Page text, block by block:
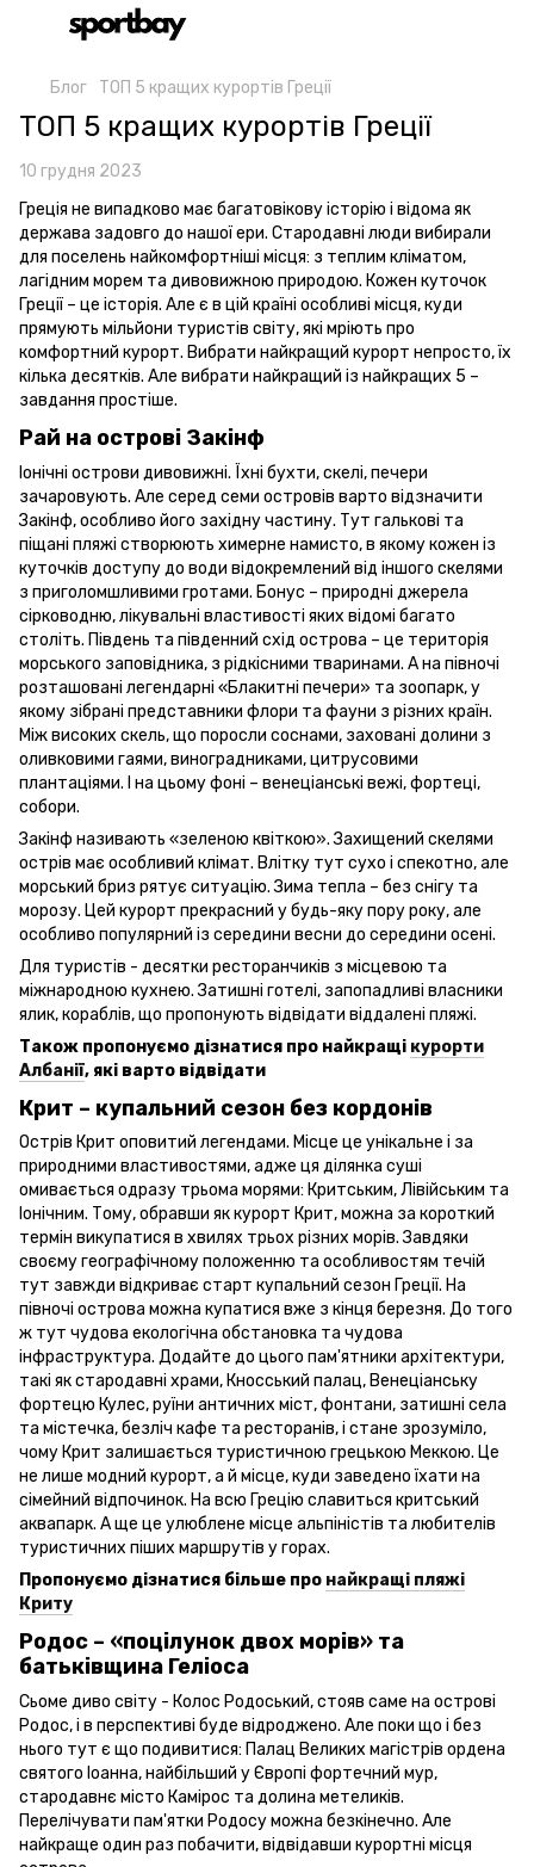
Блог ТОП 5 кращих курортів Греції
ТОП 5 кращих курортів Греції
10 грудня 2023
Греція не випадково має багатовікову історію і відома як
держава задовго до нашої ери. Стародавні люди вибирали
для поселень найкомфортніші місця: з теплим кліматом,
лагідним морем та дивовижною природою. Кожен куточок
Греції – це історія. Але є в цій країні особливі місця, куди
прямують мільйони туристів світу, які мріють про
комфортний курорт. Вибрати найкращий курорт непросто, їх
кілька десятків. Але вибрати найкращий із найкращих 5 –
завдання простіше.
Рай на острові Закінф
Іонічні острови дивовижні. Їхні бухти, скелі, печери
зачаровують. Але серед семи островів варто відзначити
Закінф, особливо його західну частину. Тут галькові та
піщані пляжі створюють химерне намисто, в якому кожен із
куточків доступу до води відокремлений від іншого скелями
з приголомшливими гротами. Бонус – природні джерела
сірководню, лікувальні властивості яких відомі багато
століть. Південь та південний схід острова – це територія
морського заповідника, з рідкісними тваринами. А на півночі
розташовані легендарні «Блакитні печери» та зоопарк, у
якому зібрані представники флори та фауни з різних країн.
Між високих скель, що поросли соснами, заховані долини з
оливковими гаями, виноградниками, цитрусовими
плантаціями. І на цьому фоні – венеціанські вежі, фортеці,
собори.
Закінф називають «зеленою квіткою». Захищений скелями
острів має особливий клімат. Влітку тут сухо і спекотно, але
морський бриз рятує ситуацію. Зима тепла – без снігу та
морозу. Цей курорт прекрасний у будь-яку пору року, але
особливо популярний із середини весни до середини осені.
Для туристів - десятки ресторанчиків з місцевою та
міжнародною кухнею. Затишні готелі, запопадливі власники
ялик, кораблів, що пропонують відвідати віддалені пляжі.
Також пропонуємо дізнатися про найкращі курорти
Албанії, які варто відвідати
Крит – купальний сезон без кордонів
Острів Крит оповитий легендами. Місце це унікальне і за
природними властивостями, адже ця ділянка суші
омивається одразу трьома морями: Критським, Лівійським та
Іонічним. Тому, обравши як курорт Крит, можна за короткий
термін викупатися в хвилях трьох різних морів. Завдяки
своєму географічному положенню та особливостям течій
тут завжди відкриває старт купальний сезон Греції. На
півночі острова можна купатися вже з кінця березня. До того
ж тут чудова екологічна обстановка та чудова
інфраструктура. Додайте до цього пам'ятники архітектури,
такі як стародавні храми, Кносський палац, Венеціанську
фортецю Кулес, руїни античних міст, фонтани, затишні села
та містечка, безліч кафе та ресторанів, і стане зрозуміло,
чому Крит залишається туристичною грецькою Меккою. Це
не лише модний курорт, а й місце, куди заведено їхати на
сімейний відпочинок. На всю Грецію славиться критський
аквапарк. А ще це улюблене місце альпіністів та любителів
туристичних піших маршрутів у горах.
Пропонуємо дізнатися більше про найкращі пляжі
Криту
Родос – «поцілунок двох морів» та
батьківщина Геліоса
Сьоме диво світу - Колос Родоський, стояв саме на острові
Родос, і в перспективі буде відроджено. Але поки що і без
нього тут є що подивитися: Палац Великих магістрів ордена
святого Іоанна, найбільший у Європі фортечний мур,
стародавнє місто Камірос та долина метеликів.
Перелічувати пам'ятки Родосу можна безкінечно. Але
найкраще один раз побачити, відвідавши курортні місця